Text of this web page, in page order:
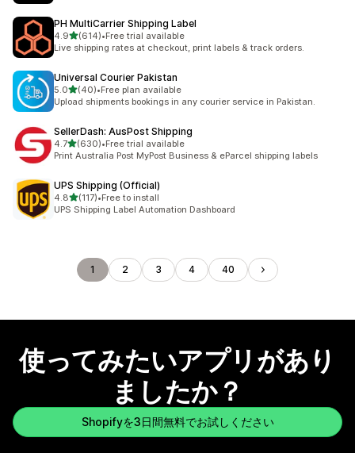
PH MultiCarrier Shipping Label
4.95つ星中
(614)
合計レビュー数：614件
•Free trial available
Live shipping rates at checkout, print labels & track orders.
Universal Courier Pakistan
5.05つ星中
(40)
合計レビュー数：40件
•Free plan available
Upload shipments bookings in any courier service in Pakistan.
SellerDash: AusPost Shipping
4.75つ星中
(630)
合計レビュー数：630件
•Free trial available
Print Australia Post MyPost Business & eParcel shipping labels
UPS Shipping (Official)
4.85つ星中
(117)
合計レビュー数：117件
•Free to install
UPS Shipping Label Automation Dashboard
1 2 3 4 40
使ってみたいアプリがあり
ましたか？
Shopifyを3日間無料でお試しください